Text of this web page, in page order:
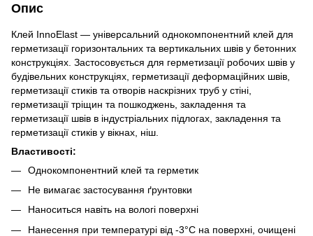
Опис
Клей InnoElast — універсальний однокомпонентний клей для
герметизації горизонтальних та вертикальних швів у бетонних
конструкціях. Застосовується для герметизації робочих швів у
будівельних конструкціях, герметизації деформаційних швів,
герметизації стиків та отворів наскрізних труб у стіні,
герметизації тріщин та пошкоджень, закладення та
герметизації швів в індустріальних підлогах, закладення та
герметизації стиків у вікнах, ніш.
Властивості:
Однокомпонентний клей та герметик
Не вимагає застосування ґрунтовки
Наноситься навіть на вологі поверхні
Нанесення при температурі від -3°C на поверхні, очищені